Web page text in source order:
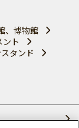
、博物館
ント
タンド